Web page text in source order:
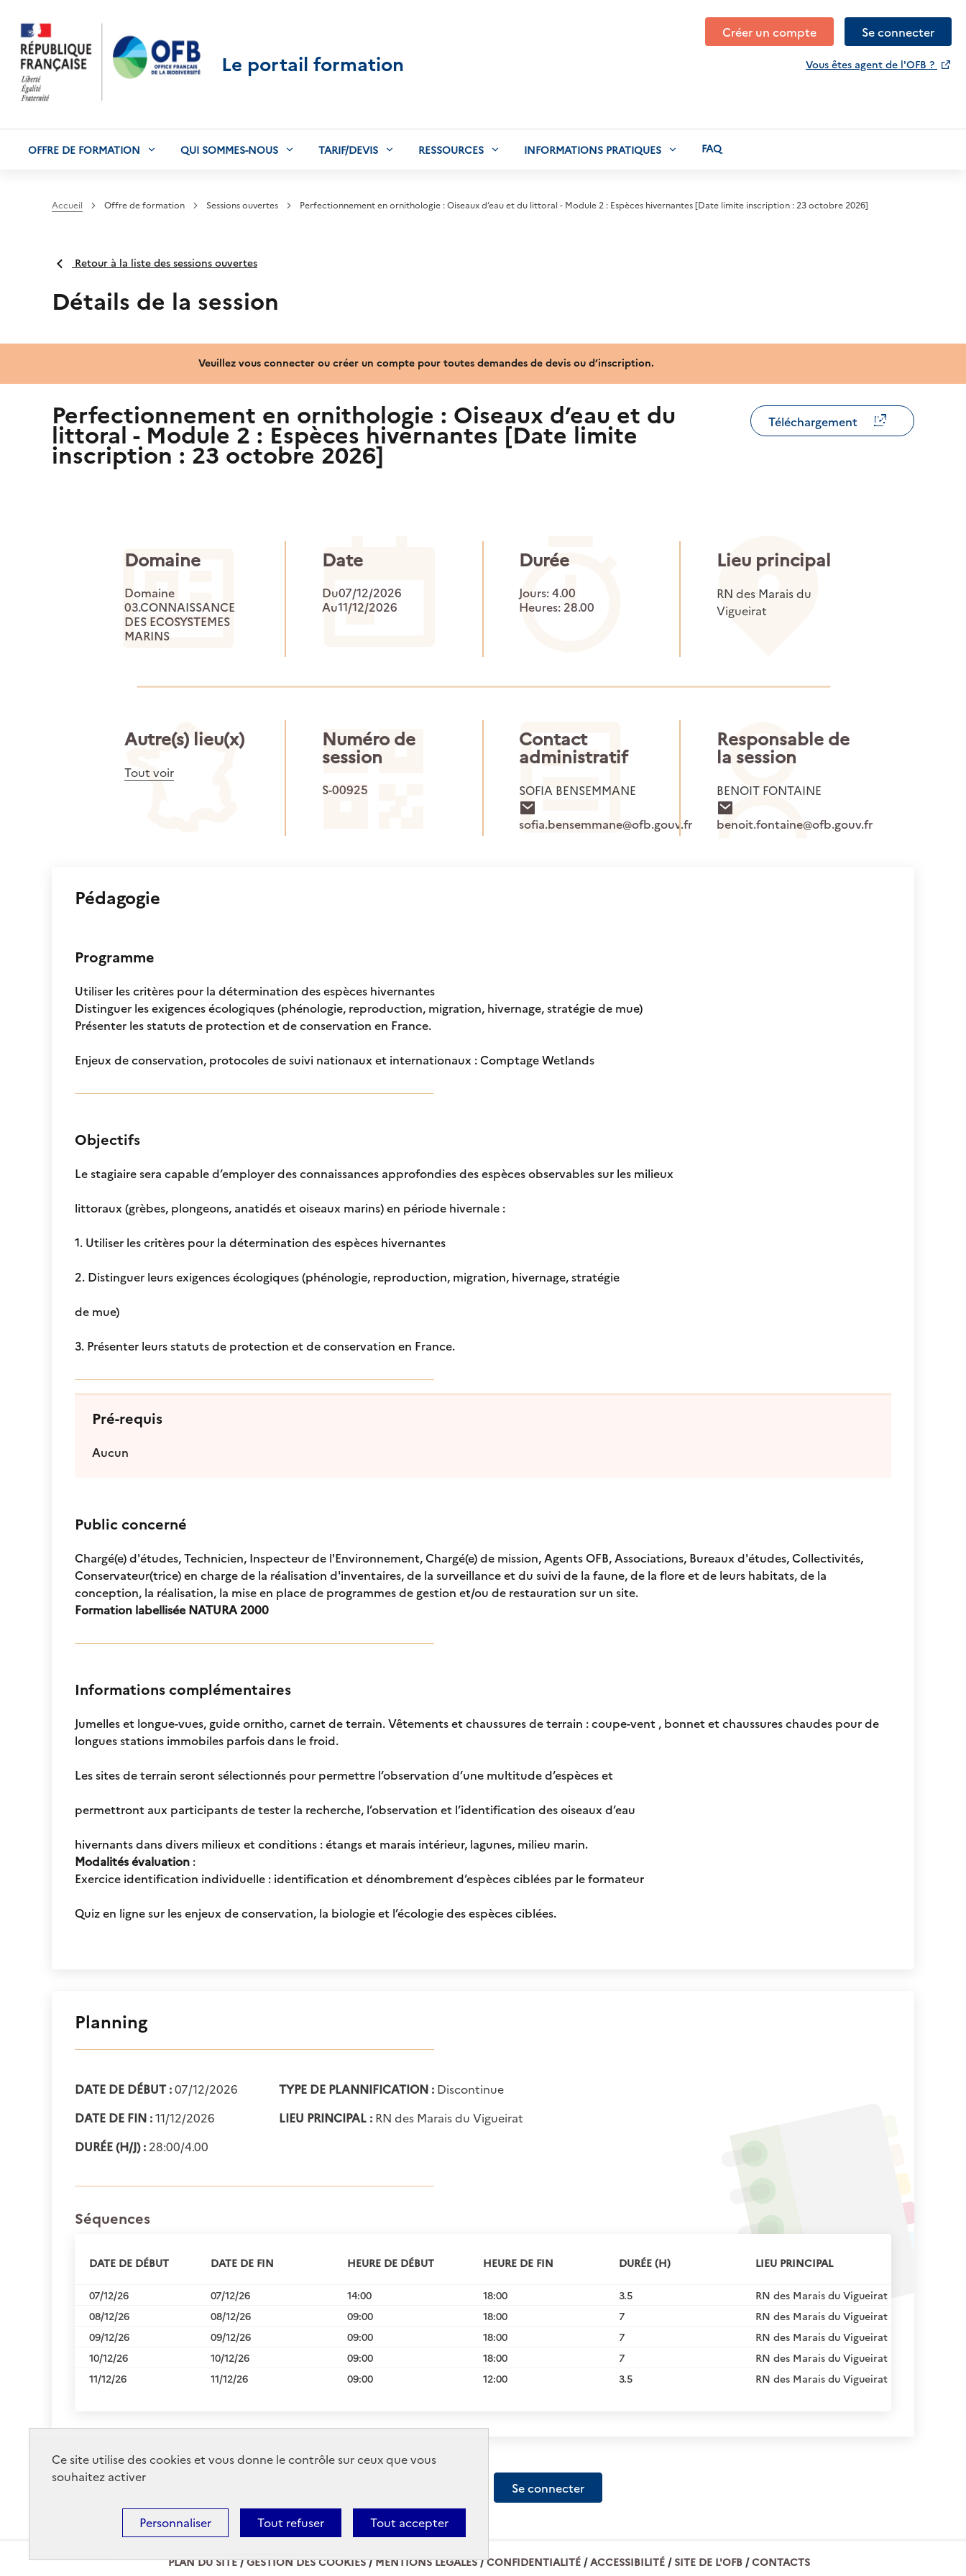
Ce site utilise des cookies et vous donne le contrôle sur ceux que vous
souhaitez activer
Tout accepter
Tout refuser
Personnaliser
Le portail formation
Créer un compte Se connecter
Vous êtes agent de l'OFB ?
OFFRE DE FORMATION QUI SOMMES-NOUS TARIF/DEVIS RESSOURCES INFORMATIONS PRATIQUES FAQ
Accueil Offre de formation Sessions ouvertes Perfectionnement en ornithologie : Oiseaux d’eau et du littoral - Module 2 : Espèces hivernantes [Date limite inscription : 23 octobre 2026]
Retour à la liste des sessions ouvertes
Détails de la session
Veuillez vous connecter ou créer un compte pour toutes demandes de devis ou d’inscription.
Perfectionnement en ornithologie : Oiseaux d’eau et du
littoral - Module 2 : Espèces hivernantes [Date limite
inscription : 23 octobre 2026]
Téléchargement
Domaine
Domaine
03.CONNAISSANCE
DES ECOSYSTEMES
MARINS
Date
Du07/12/2026
Au11/12/2026
Durée
Jours: 4.00
Heures: 28.00
Lieu principal
RN des Marais du
Vigueirat
Autre(s) lieu(x)
Tout voir
Numéro de
session
S-00925
Contact
administratif
SOFIA BENSEMMANE
sofia.bensemmane@ofb.gouv.fr
Responsable de
la session
BENOIT FONTAINE
benoit.fontaine@ofb.gouv.fr
Pédagogie
Programme
Utiliser les critères pour la détermination des espèces hivernantes
Distinguer les exigences écologiques (phénologie, reproduction, migration, hivernage, stratégie de mue)
Présenter les statuts de protection et de conservation en France.
Enjeux de conservation, protocoles de suivi nationaux et internationaux : Comptage Wetlands
Objectifs
Le stagiaire sera capable d’employer des connaissances approfondies des espèces observables sur les milieux
littoraux (grèbes, plongeons, anatidés et oiseaux marins) en période hivernale :
1. Utiliser les critères pour la détermination des espèces hivernantes
2. Distinguer leurs exigences écologiques (phénologie, reproduction, migration, hivernage, stratégie
de mue)
3. Présenter leurs statuts de protection et de conservation en France.
Pré-requis
Aucun
Public concerné
Chargé(e) d'études, Technicien, Inspecteur de l'Environnement, Chargé(e) de mission, Agents OFB, Associations, Bureaux d'études, Collectivités,
Conservateur(trice) en charge de la réalisation d'inventaires, de la surveillance et du suivi de la faune, de la flore et de leurs habitats, de la
conception, la réalisation, la mise en place de programmes de gestion et/ou de restauration sur un site.
Formation labellisée NATURA 2000
Informations complémentaires
Jumelles et longue-vues, guide ornitho, carnet de terrain. Vêtements et chaussures de terrain : coupe-vent , bonnet et chaussures chaudes pour de
longues stations immobiles parfois dans le froid.
Les sites de terrain seront sélectionnés pour permettre l’observation d’une multitude d’espèces et
permettront aux participants de tester la recherche, l’observation et l’identification des oiseaux d’eau
hivernants dans divers milieux et conditions : étangs et marais intérieur, lagunes, milieu marin.
Modalités évaluation :
Exercice identification individuelle : identification et dénombrement d’espèces ciblées par le formateur
Quiz en ligne sur les enjeux de conservation, la biologie et l’écologie des espèces ciblées.
Planning
DATE DE DÉBUT :07/12/2026 TYPE DE PLANNIFICATION : Discontinue
DATE DE FIN :11/12/2026 LIEU PRINCIPAL : RN des Marais du Vigueirat
DURÉE (H/J) : 28:00/4.00
Séquences
DATE DE DÉBUT DATE DE FIN HEURE DE DÉBUT HEURE DE FIN DURÉE (H) LIEU PRINCIPAL
07/12/26 07/12/26 14:00 18:00 3.5
RN des Marais du Vigueirat
08/12/26
08/12/26 09:00 18:00 7
RN des Marais du Vigueirat
09/12/26
09/12/26 09:00 18:00 7
RN des Marais du Vigueirat
10/12/26
10/12/26 09:00 18:00 7
RN des Marais du Vigueirat
11/12/26
11/12/26 09:00 12:00 3.5 RN des Marais du Vigueirat
Se connecter
PLAN DU SITE GESTION DES COOKIES MENTIONS LÉGALES CONFIDENTIALITÉ ACCESSIBILITÉ SITE DE L'OFB CONTACTS